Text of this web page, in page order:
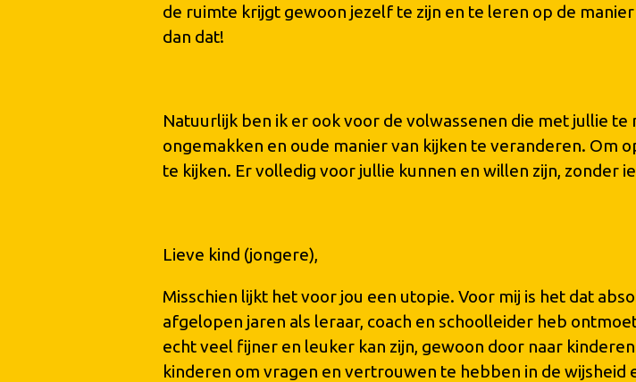
de ruimte krijgt gewoon jezelf te zijn en te leren op de
dan dat!
Natuurlijk ben ik er ook voor de volwassenen die met jullie
ongemakken en oude manier van kijken te veranderen. Om
te kijken. Er volledig voor jullie kunnen en willen zijn, zonder
Lieve kind (jongere),
Misschien lijkt het voor jou een utopie. Voor mij is het dat
afgelopen jaren als leraar, coach en schoolleider heb
echt veel fijner en leuker kan zijn, gewoon door naar
kinderen om vragen en vertrouwen te hebben in de wijsheid